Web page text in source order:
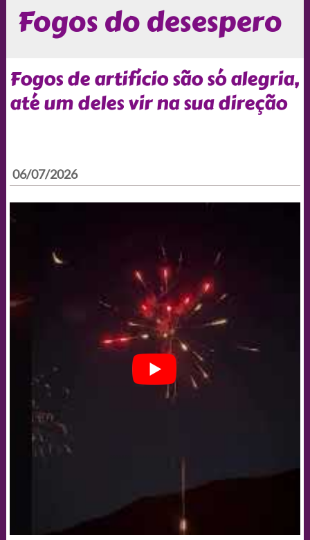
Fogos do desespero
Fogos de artifício são só alegria,
até um deles vir na sua direção
06/07/2026